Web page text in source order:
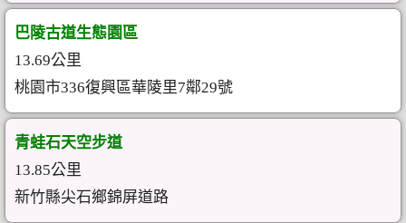
巴陵古道生態園區
13.69公里
桃園市336復興區華陵里7鄰29號
青蛙石天空步道
13.85公里
新竹縣尖石鄉錦屏道路